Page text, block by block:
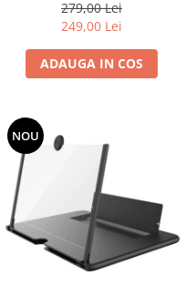
279,00 Lei
249,00 Lei
ADAUGA IN COS
NOU